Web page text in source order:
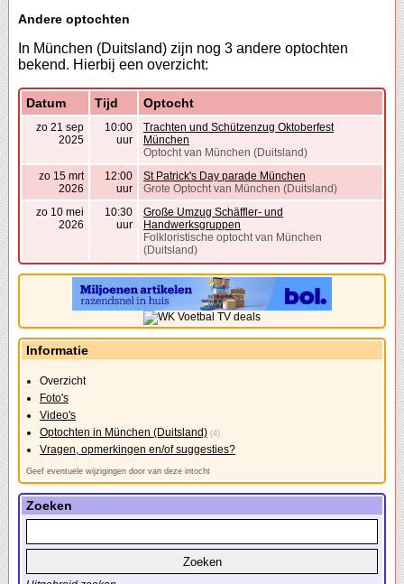
Andere optochten
In München (Duitsland) zijn nog 3 andere optochten
bekend. Hierbij een overzicht:
Datum Tijd Optocht
zo 21 sep
2025
10:00
uur
Trachten und Schützenzug Oktoberfest
München
Optocht van München (Duitsland)
zo 15 mrt
2026
12:00
uur
St Patrick's Day parade München
Grote Optocht van München (Duitsland)
zo 10 mei
2026
10:30
uur
Große Umzug Schäffler- und
Handwerksgruppen
Folkloristische optocht van München
(Duitsland)
Informatie
Overzicht
Foto's
Video's
Optochten in München (Duitsland) (4)
Vragen, opmerkingen en/of suggesties?
Geef eventuele wijzigingen door van deze intocht
Zoeken